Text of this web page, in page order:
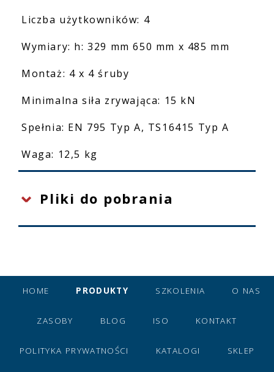
Liczba użytkowników: 4
Wymiary: h: 329 mm 650 mm x 485 mm
Montaż: 4 x 4 śruby
Minimalna siła zrywająca: 15 kN
Spełnia: EN 795 Typ A, TS16415 Typ A
Waga: 12,5 kg
Pliki do pobrania
HOME PRODUKTY SZKOLENIA O NAS
ZASOBY BLOG ISO KONTAKT
POLITYKA PRYWATNOŚCI KATALOGI SKLEP